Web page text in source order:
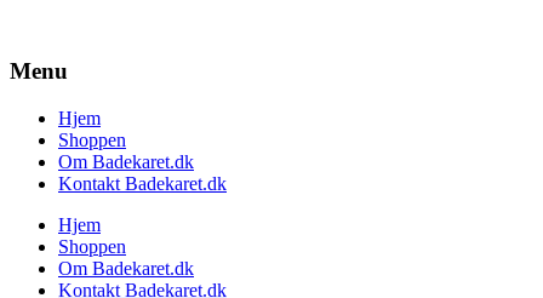
Menu
Hjem
Shoppen
Om Badekaret.dk
Kontakt Badekaret.dk
Hjem
Shoppen
Om Badekaret.dk
Kontakt Badekaret.dk